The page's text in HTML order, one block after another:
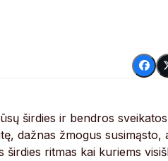
širdies ir bendros
dažnas žmogus
širdies ritmas kai kuriems